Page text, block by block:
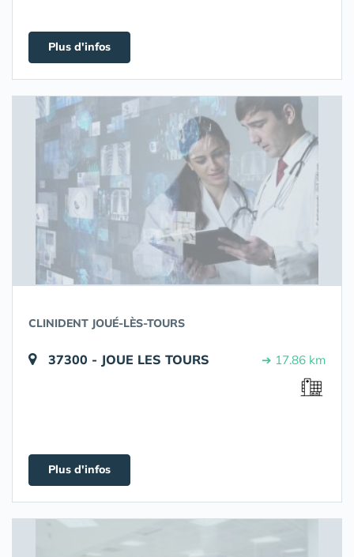
Plus d'infos
CLINIDENT JOUÉ-LÈS-TOURS
37300 - JOUE LES TOURS ➔ 17.86 km
Plus d'infos